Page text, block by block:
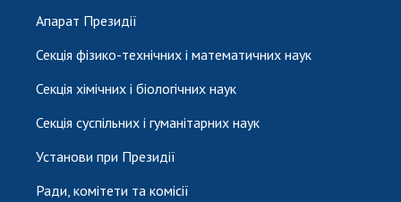
Апарат Президії
Секція фізико-технічних і математичних наук
Секція хімічних і біологічних наук
Секція суспільних і гуманітарних наук
Установи при Президії
Ради, комітети та комісії